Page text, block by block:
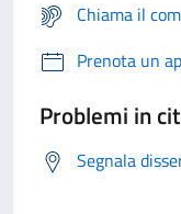
Chiama il
Prenota un
Problemi in
Segnala